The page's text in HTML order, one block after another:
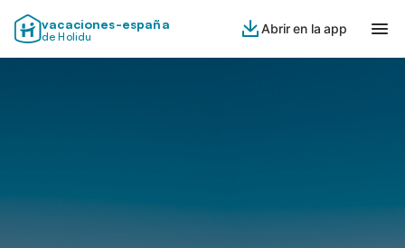
vacaciones-españa
de Holidu
Abrir en la app